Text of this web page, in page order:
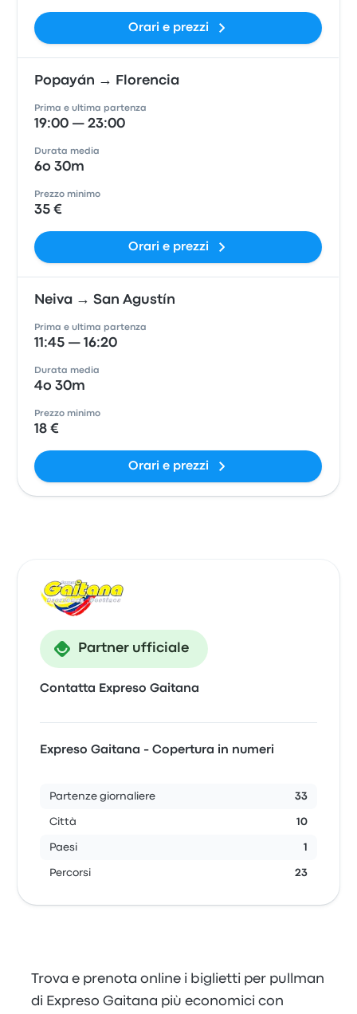
Orari e prezzi
Popayán → Florencia
Prima e ultima partenza
19:00 — 23:00
Durata media
6o 30m
Prezzo minimo
35 €
Orari e prezzi
Neiva → San Agustín
Prima e ultima partenza
11:45 — 16:20
Durata media
4o 30m
Prezzo minimo
18 €
Orari e prezzi
Partner ufficiale
Contatta Expreso Gaitana
Expreso Gaitana - Copertura in numeri
Partenze giornaliere 33
Città 10
Paesi 1
Percorsi 23
Trova e prenota online i biglietti per pullman
di Expreso Gaitana più economici con